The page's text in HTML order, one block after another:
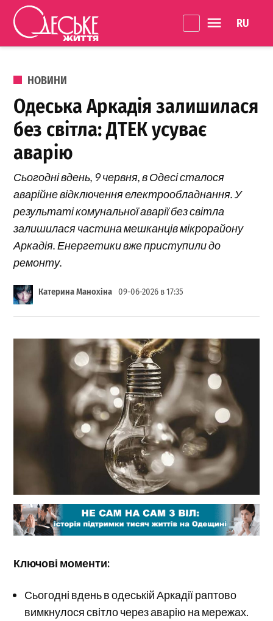
Перейти до вмісту
Життя
ОПУБЛІКОВАНО В
НОВИНИ
Одеська Аркадія залишилася
без світла: ДТЕК усуває
аварію
Сьогодні вдень, 9 червня, в Одесі сталося
аварійне відключення електрообладнання. У
результаті комунальної аварії без світла
залишилася частина мешканців мікрорайону
Аркадія. Енергетики вже приступили до
ремонту.
Катерина Манохіна 09-06-2026 в 17:35
Ключові моменти:
Сьогодні вдень в одеській Аркадії раптово
вимкнулося світло через аварію на мережах.